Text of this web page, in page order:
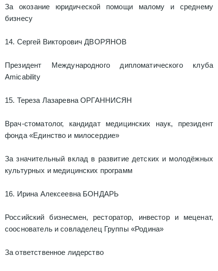
За окозание юридической помощи малому и среднему
бизнесу
14. Сергей Викторович ДВОРЯНОВ
Президент Международного дипломатического клуба
Amicability
15. Тереза Лазаревна ОРГАННИСЯН
Врач-стоматолог, кандидат медицинских наук, президент
фонда «Единство и милосердие»
За значительный вклад в развитие детских и молодёжных
культурных и медицинских программ
16. Ирина Алексеевна БОНДАРЬ
Российский бизнесмен, ресторатор, инвестор и меценат,
сооснователь и совладелец Группы «Родина»
За ответственное лидерство